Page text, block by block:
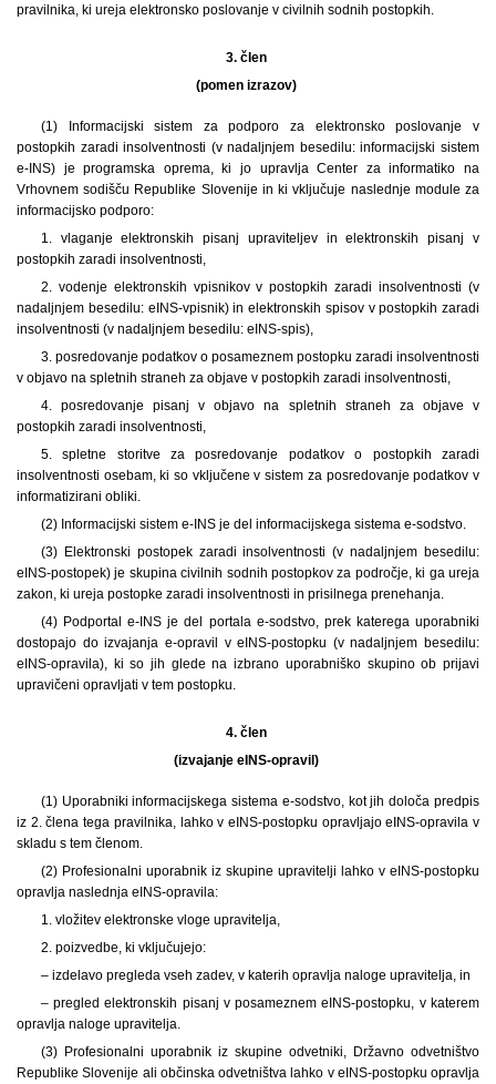
pravilnika, ki ureja elektronsko poslovanje v civilnih sodnih postopkih.
3. člen
(pomen izrazov)
(1) Informacijski sistem za podporo za elektronsko poslovanje v
postopkih zaradi insolventnosti (v nadaljnjem besedilu: informacijski sistem
e-INS) je programska oprema, ki jo upravlja Center za informatiko na
Vrhovnem sodišču Republike Slovenije in ki vključuje naslednje module za
informacijsko podporo:
1. vlaganje elektronskih pisanj upraviteljev in elektronskih pisanj v
postopkih zaradi insolventnosti,
2. vodenje elektronskih vpisnikov v postopkih zaradi insolventnosti (v
nadaljnjem besedilu: eINS-vpisnik) in elektronskih spisov v postopkih zaradi
insolventnosti (v nadaljnjem besedilu: eINS-spis),
3. posredovanje podatkov o posameznem postopku zaradi insolventnosti
v objavo na spletnih straneh za objave v postopkih zaradi insolventnosti,
4. posredovanje pisanj v objavo na spletnih straneh za objave v
postopkih zaradi insolventnosti,
5. spletne storitve za posredovanje podatkov o postopkih zaradi
insolventnosti osebam, ki so vključene v sistem za posredovanje podatkov v
informatizirani obliki.
(2) Informacijski sistem e-INS je del informacijskega sistema e-sodstvo.
(3) Elektronski postopek zaradi insolventnosti (v nadaljnjem besedilu:
eINS-postopek) je skupina civilnih sodnih postopkov za področje, ki ga ureja
zakon, ki ureja postopke zaradi insolventnosti in prisilnega prenehanja.
(4) Podportal e-INS je del portala e-sodstvo, prek katerega uporabniki
dostopajo do izvajanja e-opravil v eINS-postopku (v nadaljnjem besedilu:
eINS-opravila), ki so jih glede na izbrano uporabniško skupino ob prijavi
upravičeni opravljati v tem postopku.
4. člen
(izvajanje eINS-opravil)
(1) Uporabniki informacijskega sistema e-sodstvo, kot jih določa predpis
iz 2. člena tega pravilnika, lahko v eINS-postopku opravljajo eINS-opravila v
skladu s tem členom.
(2) Profesionalni uporabnik iz skupine upravitelji lahko v eINS-postopku
opravlja naslednja eINS-opravila:
1. vložitev elektronske vloge upravitelja,
2. poizvedbe, ki vključujejo:
– izdelavo pregleda vseh zadev, v katerih opravlja naloge upravitelja, in
– pregled elektronskih pisanj v posameznem eINS-postopku, v katerem
opravlja naloge upravitelja.
(3) Profesionalni uporabnik iz skupine odvetniki, Državno odvetništvo
Republike Slovenije ali občinska odvetništva lahko v eINS-postopku opravlja